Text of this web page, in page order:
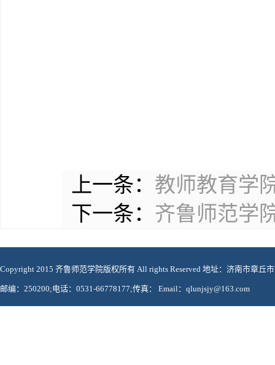
上一条： 教师教育学
下一条： 齐鲁师范学
Copyright 2015 齐鲁师范学院版权所有 All rights Reserved 地址：济南市章丘
邮编：250200;电话：0531-66778177;传真： Email：qlunjsjy@163.com